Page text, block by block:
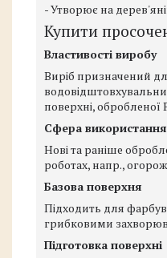
- Утворює на
Купити
Властивості виробу
Виріб призначений
поверхні, обробленої
Сфера використання
Нові та раніше
роботах, напр.,
Базова поверхня
Підходить для
грибковими
Підготовка поверхні